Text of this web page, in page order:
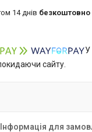
14 днів безкоштовно
У
сайту.
Інформація для